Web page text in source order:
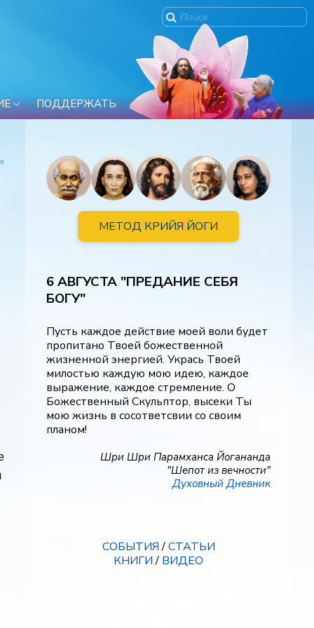
ПОДДЕРЖАТЬ
МЕТОД КРИЙЯ ЙОГИ
6 АВГУСТА "ПРЕДАНИЕ СЕБЯ
БОГУ"
Пусть каждое действие моей воли будет
пропитано Твоей божественной
жизненной энергией. Укрась Твоей
милостью каждую мою идею, каждое
выражение, каждое стремление. О
Божественный Скульптор, высеки Ты
мою жизнь в сосответсвии со своим
планом!
Шри Шри Парамханса Йогананда
"Шепот из вечности"
Духовный Дневник
СОБЫТИЯ/СТАТЬИ
КНИГИ/ ВИДЕО